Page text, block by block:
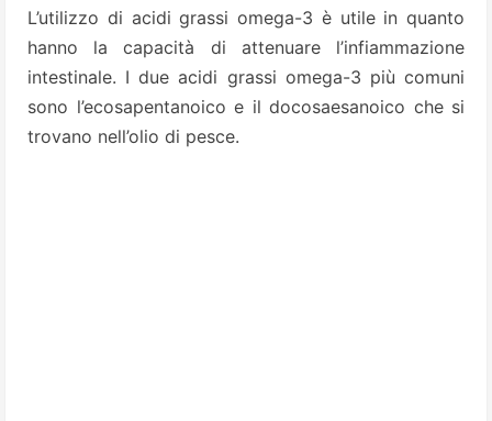
L’utilizzo di acidi grassi omega-3 è utile in quanto
hanno la capacità di attenuare l’infiammazione
intestinale. I due acidi grassi omega-3 più comuni
sono l’ecosapentanoico e il docosaesanoico che si
trovano nell’olio di pesce.